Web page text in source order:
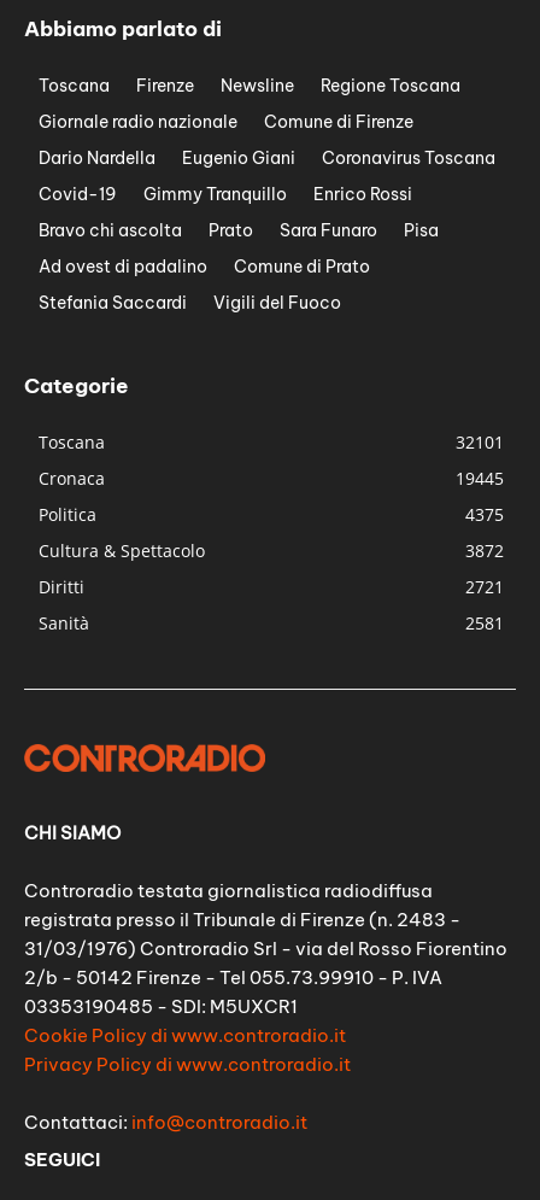
Abbiamo parlato di
Toscana Firenze Newsline
Regione Toscana
Giornale radio nazionale
Comune di Firenze
Dario Nardella
Eugenio Giani
Coronavirus Toscana
Covid-19
Gimmy Tranquillo
Enrico Rossi
Bravo chi ascolta
Prato Sara Funaro
Pisa
Ad ovest di padalino
Comune di Prato
Stefania Saccardi
Vigili del Fuoco
Categorie
Toscana
32101
Cronaca
19445
Politica
4375
Cultura & Spettacolo
3872
Diritti
2721
Sanità
2581
CHI SIAMO
Controradio testata giornalistica radiodiffusa
registrata presso il Tribunale di Firenze (n. 2483 -
31/03/1976) Controradio Srl - via del Rosso Fiorentino
2/b - 50142 Firenze - Tel 055.73.99910 - P. IVA
03353190485 - SDI: M5UXCR1
Cookie Policy di www.controradio.it
Privacy Policy di www.controradio.it
Contattaci: info@controradio.it
SEGUICI